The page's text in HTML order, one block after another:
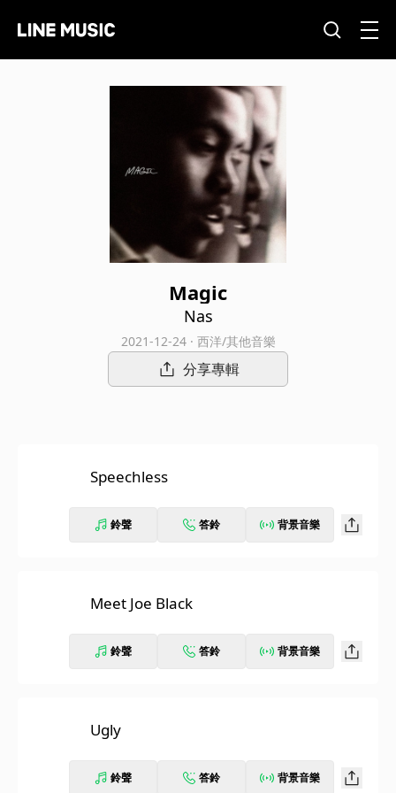
Magic
Nas
2021-12-24 · 西洋/其他音樂
分享專輯
Speechless
鈴聲 答鈴 背景音樂
Meet Joe Black
鈴聲 答鈴 背景音樂
Ugly
鈴聲 答鈴 背景音樂